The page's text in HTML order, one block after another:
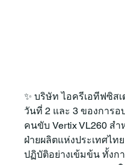
✨ บริษัท ไอครีเอทีฟซิส
วันที่ 2 และ 3 ของการอ
คนขับ Vertix VL260 ส
ฝ่ายผลิตแห่งประเทศไท
ปฏิบัติอย่างเข้มข้น ทั้งก